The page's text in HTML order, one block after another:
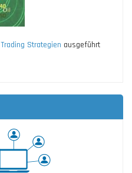
Trading Strategien ausgeführt